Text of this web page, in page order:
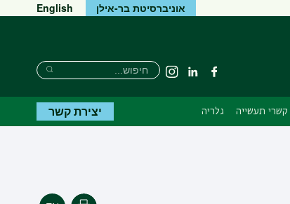
אוניברסיטת בר-אילן English
פייסבוקLinkedin
Instagram
חיפוש
חיפוש
חיפוש
קשרי תעשייה גלריה יצירת קשר